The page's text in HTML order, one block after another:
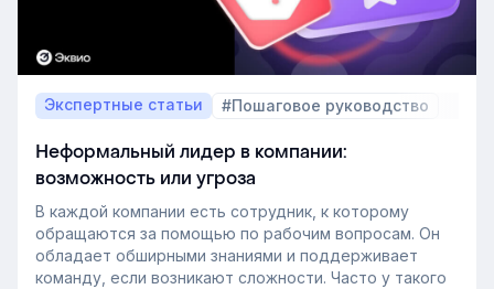
Экспертные статьи #Пошаговое руководство
Неформальный лидер в компании:
возможность или угроза
В каждой компании есть сотрудник, к которому
обращаются за помощью по рабочим вопросам. Он
обладает обширными знаниями и поддерживает
команду, если возникают сложности. Часто у такого